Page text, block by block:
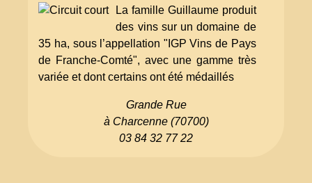
La famille Guillaume produit
des vins sur un domaine de
35 ha, sous l’appellation "IGP Vins de Pays
de Franche-Comté", avec une gamme très
variée et dont certains ont été médaillés
Grande Rue
à Charcenne (70700)
03 84 32 77 22